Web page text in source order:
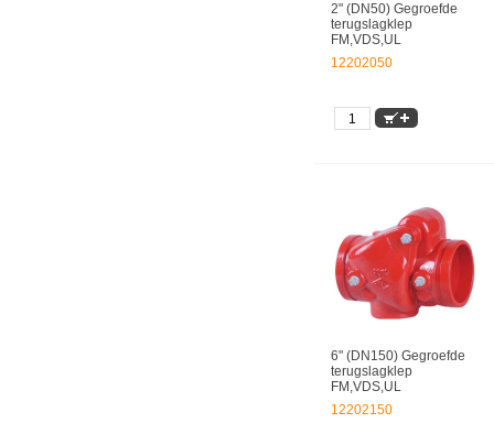
2" (DN50) Gegroefde
terugslagklep
FM,VDS,UL
12202050
6" (DN150) Gegroefde
terugslagklep
FM,VDS,UL
12202150